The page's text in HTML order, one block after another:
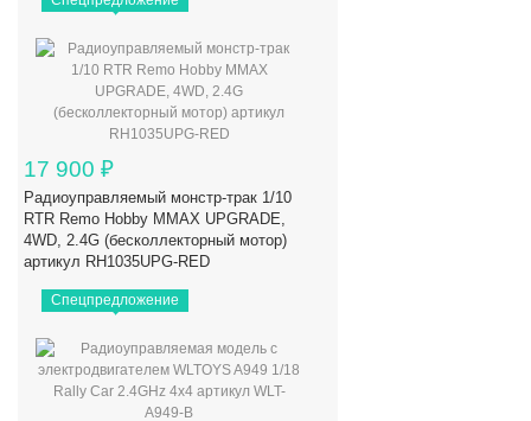
17 900 ₽
Радиоуправляемый монстр-трак 1/10
RTR Remo Hobby MMAX UPGRADE,
4WD, 2.4G (бесколлекторный мотор)
артикул RH1035UPG-RED
Спецпредложение